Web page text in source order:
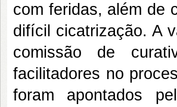
com feridas, além de
difícil cicatrização. A
comissão de
facilitadores no
foram apontados